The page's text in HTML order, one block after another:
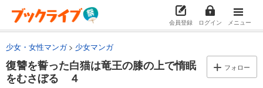
会員登録 ログイン メニュー
少女・女性マンガ 少女マンガ
復讐を誓った白猫は竜王の膝の上で惰眠
をむさぼる ４
フォロー